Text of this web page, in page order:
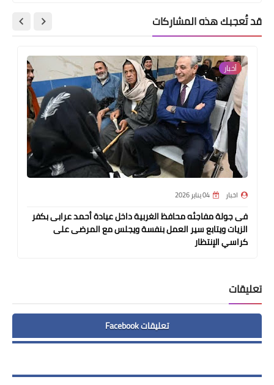
قد تُعجبك هذه المشاركات
أخبار
اخبار 04 يناير 2026
فى جولة مفاجئه محافظ الغربية داخل عيادة أحمد عرابى بكفر
الزيات ويتابع سير العمل بنفسة ويجلس مع المرضى على
كراسي الإنتظار
تعليقات
تعليقات Facebook